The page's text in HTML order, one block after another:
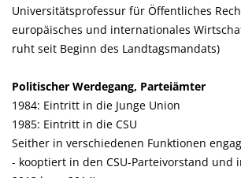
Universitätsprofessur für Öffentliches
europäisches und internationales
ruht seit Beginn des Landtagsmandats)
Politischer Werdegang, Parteiämter
1984: Eintritt in die Junge Union
1985: Eintritt in die CSU
Seither in verschiedenen Funktionen
- kooptiert in den CSU-Parteivorstand und